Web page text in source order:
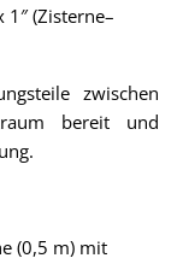
(Zisterne–
zwischen
bereit und
(0,5 m) mit